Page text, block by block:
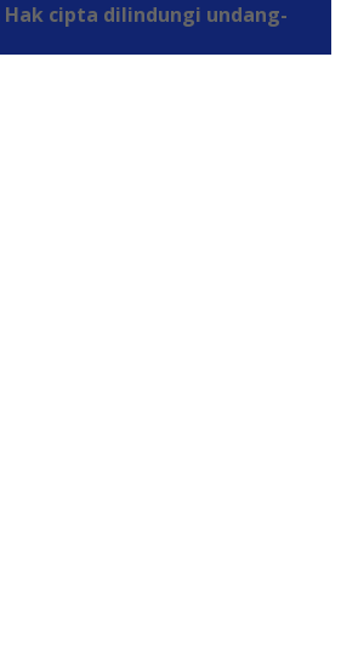
Hak cipta dilindungi undang-